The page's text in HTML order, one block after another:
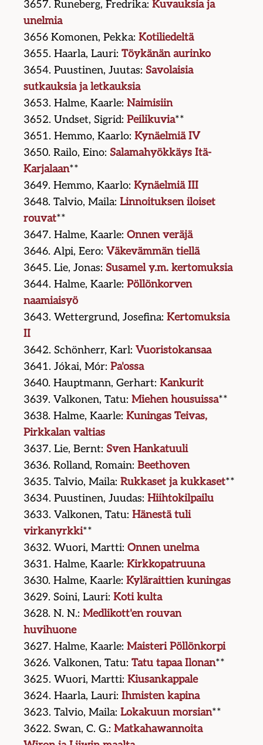
3657. Runeberg, Fredrika:Kuvauksia ja
unelmia
3656 Komonen, Pekka:Kotiliedeltä
3655. Haarla, Lauri:Töykänän aurinko
3654. Puustinen, Juutas:Savolaisia
sutkauksia ja letkauksia
3653. Halme, Kaarle:Naimisiin
3652. Undset, Sigrid:Peilikuvia**
3651. Hemmo, Kaarlo:Kynäelmiä IV
3650. Railo, Eino:Salamahyökkäys Itä-
Karjalaan**
3649. Hemmo, Kaarlo:Kynäelmiä III
3648. Talvio, Maila:Linnoituksen iloiset
rouvat**
3647. Halme, Kaarle:Onnen veräjä
3646. Alpi, Eero:Väkevämmän tiellä
3645. Lie, Jonas:Susamel y.m. kertomuksia
3644. Halme, Kaarle:Pöllönkorven
naamiaisyö
3643. Wettergrund, Josefina:Kertomuksia
II
3642. Schönherr, Karl:Vuoristokansaa
3641. Jókai, Mór:Pa'ossa
3640. Hauptmann, Gerhart:Kankurit
3639. Valkonen, Tatu:Miehen housuissa**
3638. Halme, Kaarle:Kuningas Teivas,
Pirkkalan valtias
3637. Lie, Bernt:Sven Hankatuuli
3636. Rolland, Romain:Beethoven
3635. Talvio, Maila:Rukkaset ja kukkaset**
3634. Puustinen, Juudas:Hiihtokilpailu
3633. Valkonen, Tatu:Hänestä tuli
virkanyrkki**
3632. Wuori, Martti:Onnen unelma
3631. Halme, Kaarle:Kirkkopatruuna
3630. Halme, Kaarle:Kyläraittien kuningas
3629. Soini, Lauri:Koti kulta
3628. N. N.:Medlikott'en rouvan
huvihuone
3627. Halme, Kaarle:Maisteri Pöllönkorpi
3626. Valkonen, Tatu:Tatu tapaa Ilonan**
3625. Wuori, Martti:Kiusankappale
3624. Haarla, Lauri:Ihmisten kapina
3623. Talvio, Maila:Lokakuun morsian**
3622. Swan, C. G.:Matkahawannoita